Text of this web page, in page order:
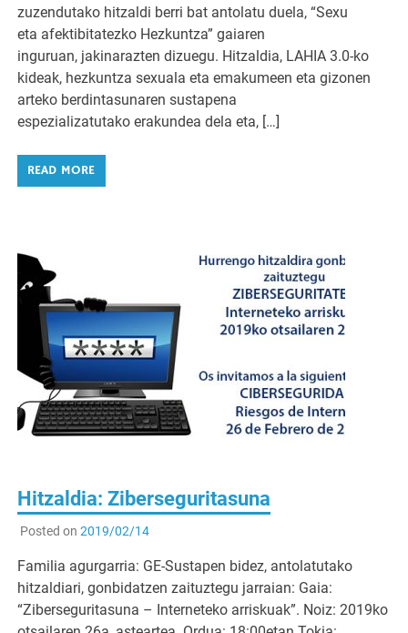
zuzendutako hitzaldi berri bat antolatu duela, “Sexu
eta afektibitatezko Hezkuntza” gaiaren
inguruan, jakinarazten dizuegu. Hitzaldia, LAHIA 3.0-ko
kideak, hezkuntza sexuala eta emakumeen eta gizonen
arteko berdintasunaren sustapena
espezializatutako erakundea dela eta, […]
READ MORE
Hitzaldia: Ziberseguritasuna
Posted on 2019/02/14
Familia agurgarria: GE-Sustapen bidez, antolatutako
hitzaldiari, gonbidatzen zaituztegu jarraian: Gaia:
“Ziberseguritasuna – Interneteko arriskuak”. Noiz: 2019ko